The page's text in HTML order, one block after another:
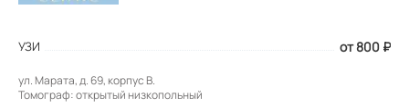
УЗИ от 800 ₽
ул. Марата, д. 69, корпус В.
Томограф: открытый низкопольный